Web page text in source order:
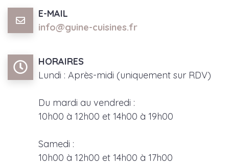
E-MAIL
info@guine-cuisines.fr
HORAIRES
Lundi : Après-midi (uniquement sur RDV)
Du mardi au vendredi :
10h00 à 12h00 et 14h00 à 19h00
Samedi :
10h00 à 12h00 et 14h00 à 17h00